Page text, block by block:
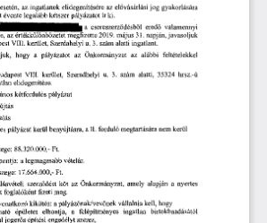
esetén, az ingatlanok elidegenítésére az elővásárlási jog gyakorlására
évente legalább kétszer pályázatot jr ki.
a csereszerződésből ered ő valamennyi
az értékkülönbözetet megfizette 2019. május 31. napján, javasoljuk
VIII. kerület, Szerdahelyi u. 3. szám alatti ingatlant.
hogy a pályázatot az Önkormányzat az alábbi feltételekkel
VIII. kerület, Szeradhelyi u. 3. szám alatti, 35324 hrsz.-ú
elidegenítése.
kétfordulós pályázat
pályázat kerül benyújtásra, a II. forduló megtartására nem kerül
88.320.000,- Ft.
a legmagasabb vételár.
17.664.000,- Ft.
szerződést köt az Önkormányzat, amely alapján a nyertes
foglalóként fizeti meg.
kikötés: a pályázónak/vevőnek vállalnia kell, hogy
épületet elbontja, a felépítményes ingatlan birtokbaadásától
jogerős építési engedélyt szerez,